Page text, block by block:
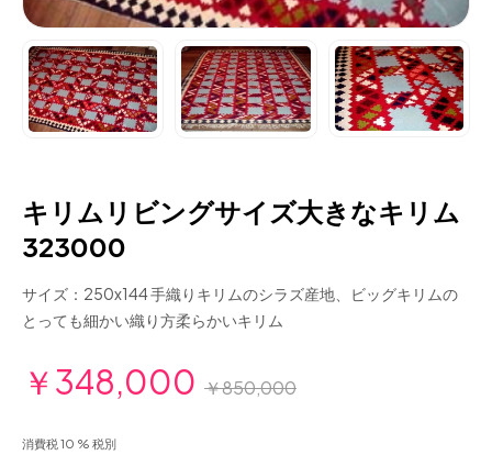
キリムリビングサイズ大きなキリム
323000
サイズ：250x144 手織りキリムのシラズ産地、ビッグキリムの
とっても細かい織り方柔らかいキリム
￥348,000 ￥850,000
消費税 10 % 税別